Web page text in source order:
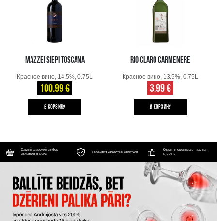
MAZZEI SIEPI TOSCANA
Красное вино, 14.5%, 0.75L
100.99 €
B КОРЗИНУ
RIO CLARO CARMENERE
Красное вино, 13.5%, 0.75L
3.99 €
B КОРЗИНУ
Самый широкий выбор
напитков в Риге
Гарантия качества напитков
Клиенты оценивают нас на
4,6 из 5